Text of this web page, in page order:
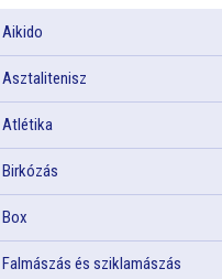
Aikido
Asztalitenisz
Atlétika
Birkózás
Box
Falmászás és sziklamászás